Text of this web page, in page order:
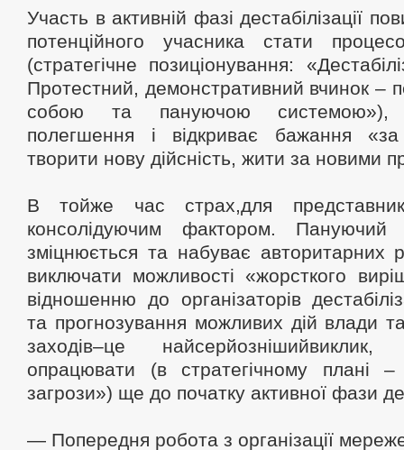
Участь в активній фазі дестабілізації
потенційного учасника стати
(стратегічне позиціонування:
Протестний, демонстративний вчинок –
собою та пануючою системою»),
полегшення і відкриває бажання
творити нову дійсність, жити за новими
В тойже час страх,для
консолідуючим фактором. Пануючий
зміцнюється та набуває авторитарних
виключати можливості «жорсткого
відношенню до організаторів
та прогнозування можливих дій влади
заходів–це
опрацювати (в стратегічному плані
загрози») ще до початку активної фази
— Попередня робота з організації